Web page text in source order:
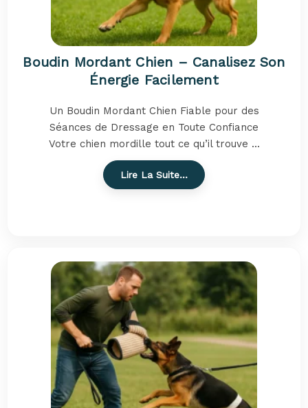
Boudin Mordant Chien – Canalisez Son
Énergie Facilement
Un Boudin Mordant Chien Fiable pour des
Séances de Dressage en Toute Confiance
Votre chien mordille tout ce qu’il trouve ...
Lire La Suite…